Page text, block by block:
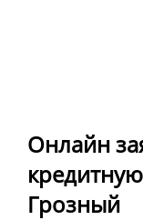
Онлайн
Грозный